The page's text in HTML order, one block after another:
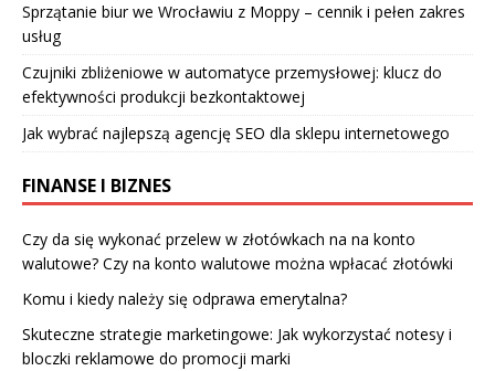
Sprzątanie biur we Wrocławiu z Moppy – cennik i pełen zakres
usług
Czujniki zbliżeniowe w automatyce przemysłowej: klucz do
efektywności produkcji bezkontaktowej
Jak wybrać najlepszą agencję SEO dla sklepu internetowego
FINANSE I BIZNES
Czy da się wykonać przelew w złotówkach na na konto
walutowe? Czy na konto walutowe można wpłacać złotówki
Komu i kiedy należy się odprawa emerytalna?
Skuteczne strategie marketingowe: Jak wykorzystać notesy i
bloczki reklamowe do promocji marki